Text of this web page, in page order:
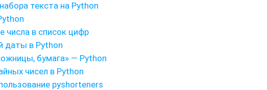
текста на Python
числа в список цифр
даты в Python
бумага» — Python
чисел в Python
pyshorteners